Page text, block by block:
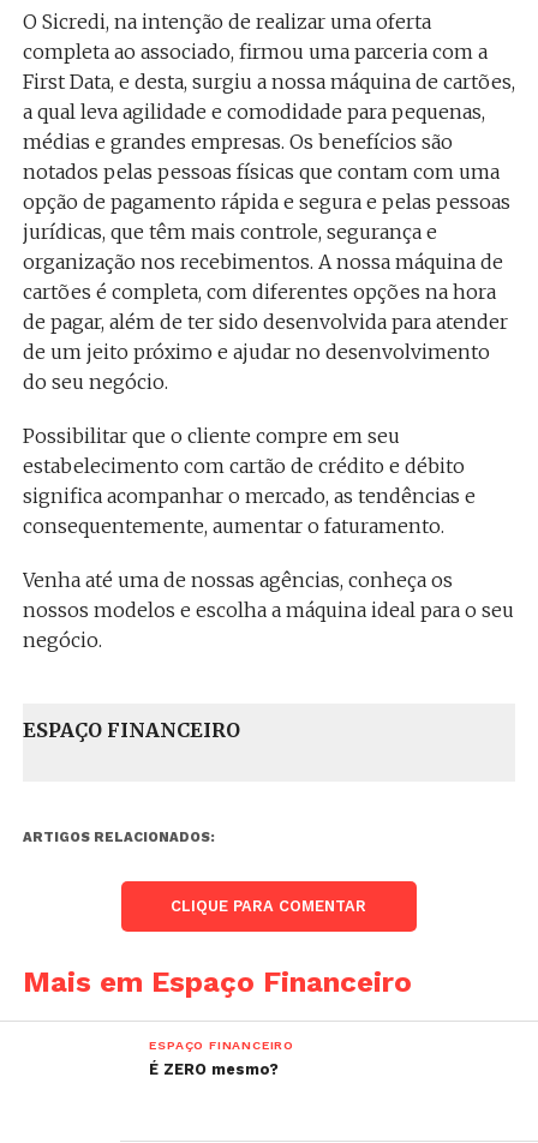
O Sicredi, na intenção de realizar uma oferta
completa ao associado, firmou uma parceria com a
First Data, e desta, surgiu a nossa máquina de cartões,
a qual leva agilidade e comodidade para pequenas,
médias e grandes empresas. Os benefícios são
notados pelas pessoas físicas que contam com uma
opção de pagamento rápida e segura e pelas pessoas
jurídicas, que têm mais controle, segurança e
organização nos recebimentos. A nossa máquina de
cartões é completa, com diferentes opções na hora
de pagar, além de ter sido desenvolvida para atender
de um jeito próximo e ajudar no desenvolvimento
do seu negócio.
Possibilitar que o cliente compre em seu
estabelecimento com cartão de crédito e débito
significa acompanhar o mercado, as tendências e
consequentemente, aumentar o faturamento.
Venha até uma de nossas agências, conheça os
nossos modelos e escolha a máquina ideal para o seu
negócio.
ESPAÇO FINANCEIRO
ARTIGOS RELACIONADOS:
CLIQUE PARA COMENTAR
Mais em Espaço Financeiro
ESPAÇO FINANCEIRO
É ZERO mesmo?